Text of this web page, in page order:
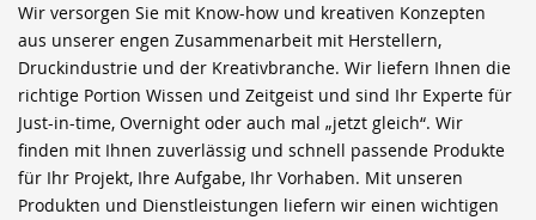
Wir versorgen Sie mit Know-how und kreativen Konzepten
aus unserer engen Zusammenarbeit mit Herstellern,
Druckindustrie und der Kreativbranche. Wir liefern Ihnen die
richtige Portion Wissen und Zeitgeist und sind Ihr Experte für
Just-in-time, Overnight oder auch mal „jetzt gleich“. Wir
finden mit Ihnen zuverlässig und schnell passende Produkte
für Ihr Projekt, Ihre Aufgabe, Ihr Vorhaben. Mit unseren
Produkten und Dienstleistungen liefern wir einen wichtigen